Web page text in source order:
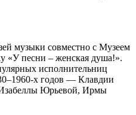
музыки совместно с Музеем
«У песни – женская душа!».
исполнительниц
х годов — Клавдии
Юрьевой, Ирмы